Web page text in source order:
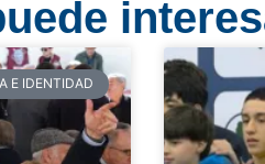
E IDENTIDAD